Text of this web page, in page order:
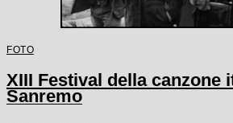
FOTO
XIII Festival della canzone
Sanremo